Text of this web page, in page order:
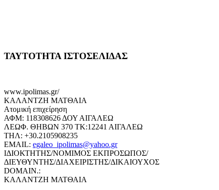
ΤΑΥΤΟΤΗΤΑ ΙΣΤΟΣΕΛΙΔΑΣ
www.ipolimas.gr/
ΚΑΛΑΝΤΖΗ ΜΑΤΘΑΙΑ
Ατομική επιχείρηση
ΑΦΜ: 118308626 ΔΟΥ ΑΙΓΑΛΕΩ
ΛΕΩΦ. ΘΗΒΩΝ 370 ΤΚ:12241 ΑΙΓΑΛΕΩ
ΤΗΛ: +30.2105908235
EMAIL: egaleo_ipolimas@yahoo.gr
ΙΔΙΟΚΤΗΤΗΣ/ΝΟΜΙΜΟΣ ΕΚΠΡΟΣΩΠΟΣ/
ΔΙΕΥΘΥΝΤΗΣ/ΔΙΑΧΕΙΡΙΣΤΗΣ/ΔΙΚΑΙΟΥΧΟΣ
DOMAIN.:
ΚΑΛΑΝΤΖΗ ΜΑΤΘΑΙΑ